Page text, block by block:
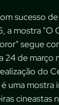
sucesso
a mostra "O
segue
24 de março
do
uma mostra
cineastas